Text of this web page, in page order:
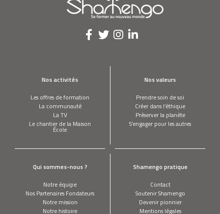
Nos activités
Les offres de formation
La communauté
La TV
Le chantier de la Maison
École
Nos valeurs
Prendre soin de soi
Créer dans l’éthique
Préserver la planète
S’engager pour les autres
Qui sommes-nous ?
Notre équipe
Nos Partenaires Fondateurs
Notre mission
Notre histoire
Shamengo pratique
Contact
Soutenir Shamengo
Devenir pionnier
Mentions légales